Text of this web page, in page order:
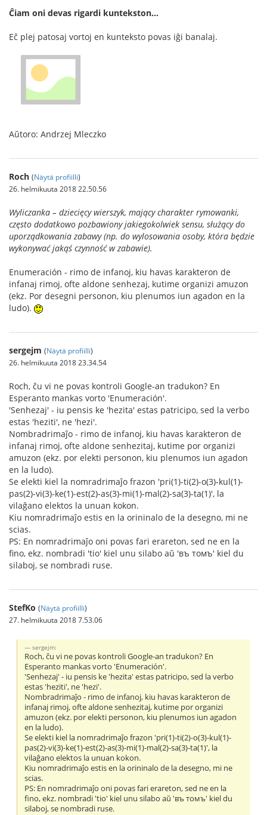
Ĉiam oni devas rigardi kuntekston…
Eĉ plej patosaj vortoj en kunteksto povas iĝi banalaj.
Aŭtoro: Andrzej Mleczko
Roch (Näytä profiilli)
26. helmikuuta 2018 22.50.56
Wyliczanka – dziecięcy wierszyk, mający charakter rymowanki,
często dodatkowo pozbawiony jakiegokolwiek sensu, służący do
uporządkowania zabawy (np. do wylosowania osoby, która będzie
wykonywać jakąś czynność w zabawie).
Enumeración - rimo de infanoj, kiu havas karakteron de
infanaj rimoj, ofte aldone senhezaj, kutime organizi amuzon
(ekz. Por desegni personon, kiu plenumos iun agadon en la
ludo).
sergejm (Näytä profiilli)
26. helmikuuta 2018 23.34.54
Roch, ĉu vi ne povas kontroli Google-an tradukon? En
Esperanto mankas vorto 'Enumeración'.
'Senhezaj' - iu pensis ke 'hezita' estas patricipo, sed la verbo
estas 'heziti', ne 'hezi'.
Nombradrimaĵo - rimo de infanoj, kiu havas karakteron de
infanaj rimoj, ofte aldone senhezitaj, kutime por organizi
amuzon (ekz. por elekti personon, kiu plenumos iun agadon
en la ludo).
Se elekti kiel la nomradrimaĵo frazon 'pri(1)-ti(2)-o(3)-kul(1)-
pas(2)-vi(3)-ke(1)-est(2)-as(3)-mi(1)-mal(2)-sa(3)-ta(1)', la
vilaĝano elektos la unuan kokon.
Kiu nomradrimaĵo estis en la orininalo de la desegno, mi ne
scias.
PS: En nomradrimaĵo oni povas fari erareton, sed ne en la
fino, ekz. nombradi 'tio' kiel unu silabo aŭ 'въ томъ' kiel du
silaboj, se nombradi ruse.
StefKo (Näytä profiilli)
27. helmikuuta 2018 7.53.06
sergejm:
Roch, ĉu vi ne povas kontroli Google-an tradukon? En
Esperanto mankas vorto 'Enumeración'.
'Senhezaj' - iu pensis ke 'hezita' estas patricipo, sed la verbo
estas 'heziti', ne 'hezi'.
Nombradrimaĵo - rimo de infanoj, kiu havas karakteron de
infanaj rimoj, ofte aldone senhezitaj, kutime por organizi
amuzon (ekz. por elekti personon, kiu plenumos iun agadon
en la ludo).
Se elekti kiel la nomradrimaĵo frazon 'pri(1)-ti(2)-o(3)-kul(1)-
pas(2)-vi(3)-ke(1)-est(2)-as(3)-mi(1)-mal(2)-sa(3)-ta(1)', la
vilaĝano elektos la unuan kokon.
Kiu nomradrimaĵo estis en la orininalo de la desegno, mi ne
scias.
PS: En nomradrimaĵo oni povas fari erareton, sed ne en la
fino, ekz. nombradi 'tio' kiel unu silabo aŭ 'въ томъ' kiel du
silaboj, se nombradi ruse.